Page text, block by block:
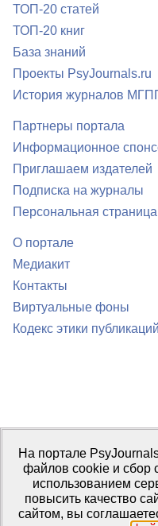
ТОП-20 статей
ТОП-20 книг
База знаний
Проекты PsyJournals.ru
История журналов
Партнеры портала
Информационное
Приглашаем издателей
Подписка на журналы
Персональная страница
О портале
Медиакит
Контакты
Виртуальные фоны
Кодекс этики публикаций
Портал психологических
Правила использования
Свидетельство регистрации
2016 г.
Издатель: ФГБОУ ВО МГППУ
На портале
файлов cookie и сбор
использованием
повысить качество
сайтом, вы